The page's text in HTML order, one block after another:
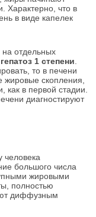
Характерно, что в
в виде капелек
на отдельных
гепатоз 1 степени.
то в печени
жировые скопления,
как в первой стадии.
диагностируют
человека
большого числа
жировыми
полностью
диффузным